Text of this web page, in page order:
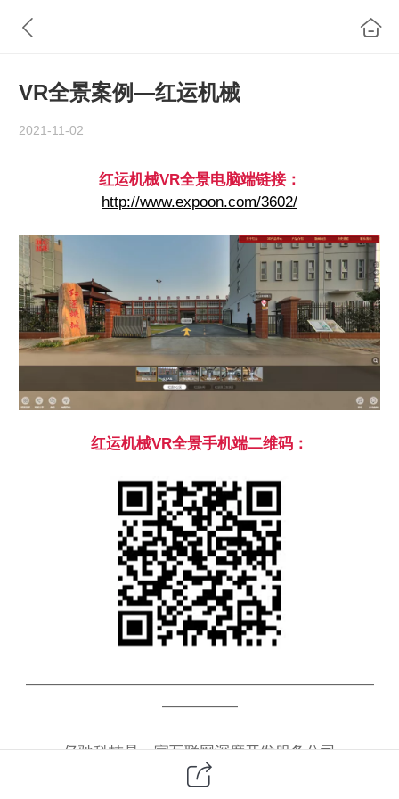
VR全景案例—红运机械
2021-11-02
红运机械VR全景电脑端链接：
http://www.expoon.com/3602/
红运机械VR全景手机端二维码：
———————————————————————
—————
亿驰科技是一家互联网深度开发服务公司
（网站建设、商城搭建、公众号、百度/微信/